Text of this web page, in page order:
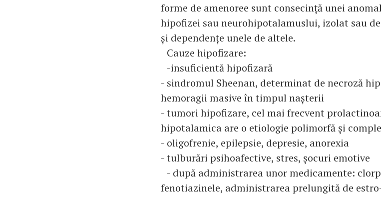
forme de amenoree sunt consecință unei
hipofizei sau neurohipotalamuslui, izolat sau
și dependențe unele de altele.
Cauze hipofizare:
-insuficientă hipofizară
- sindromul Sheenan, determinat de necroză
hemoragii masive în timpul nașterii
- tumori hipofizare, cel mai frecvent
hipotalamica are o etiologie polimorfă și
- oligofrenie, epilepsie, depresie, anorexia
- tulburări psihoafective, stres, șocuri emotive
- după administrarea unor medicamente:
fenotiazinele, administrarea prelungită de